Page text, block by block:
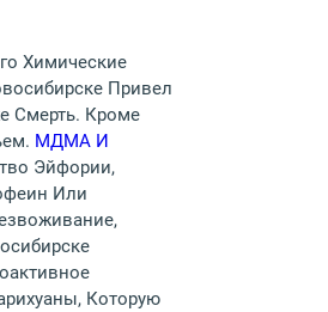
Химические
Привел
Смерть. Кроме
МДМА И
Эйфории,
Или
Которую